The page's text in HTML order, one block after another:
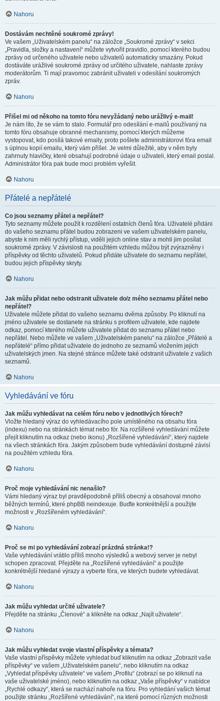
Nahoru
Dostávám nechtěné soukromé zprávy!
Ve vašem „Uživatelském panelu“ na záložce „Soukromé zprávy“ v sekci
„Pravidla, složky a nastavení“ můžete vytvořit pravidlo, pomocí kterého budou
zprávy od určeného uživatele nebo uživatelů automaticky smazány. Pokud
dostáváte urážlivé soukromé zprávy od určitého uživatele, nahlaste zprávy
moderátorům. Ti mají pravomoc zabránit uživateli v odesílání soukromých
zpráv.
Nahoru
Přišel mi od někoho na tomto fóru nevyžádaný nebo urážlivý e-mail!
Je nám líto, že se vám to stalo. Formulář pro odesílání e-mailů používaný na
tomto fóru obsahuje obranné mechanismy, pomocí kterých můžeme
vystopovat, kdo posílá takové emaily, proto pošlete administrátorovi fóra email
s úplnou kopií emailu, který vám přišel. Je velmi důležité, aby v něm byly
zahrnuty hlavičky, které obsahují podrobné údaje o uživateli, který email poslal.
Administrátor fóra pak bude moci problém vyřešit.
Nahoru
Přátelé a nepřátelé
Co jsou seznamy přátel a nepřátel?
Tyto seznamy můžete použít k rozdělení ostatních členů fóra. Uživatelé přidáni
do vašeho seznamu přátel budou zobrazeni ve vašem uživatelském panelu,
abyste k nim měli rychlý přístup, viděli jejich online stav a mohli jim posílat
soukromé zprávy. V závislosti na použitém vzhledu můžou být zvýrazněny i
příspěvky od těchto uživatelů. Pokud přidáte uživatele do seznamu nepřátel,
budou jejich příspěvky skryty.
Nahoru
Jak můžu přidat nebo odstranit uživatele do/z mého seznamu přátel nebo
nepřátel?
Uživatele můžete přidat do vašeho seznamu dvěma způsoby. Po kliknutí na
jméno uživatele se dostanete na stránku s profilem uživatele, kde najdete
odkaz, pomocí kterého můžete uživatele přidat do seznamu přátel nebo
nepřátel. Nebo můžete ve vašem „Uživatelském panelu“ na záložce „Přátelé a
nepřátelé“ přímo přidat uživatele do jednoho ze seznamů vložením jejich
uživatelských jmen. Na stejné stránce můžete také odstranit uživatele z vašich
seznamů.
Nahoru
Vyhledávání ve fóru
Jak můžu vyhledávat na celém fóru nebo v jednotlivých fórech?
Vložte hledaný výraz do vyhledávacího pole umístěného na obsahu fóra
(indexu) nebo na stránkách témat nebo fór. Na rozšířené vyhledávání můžete
přejít kliknutím na odkaz (nebo ikonu) „Rozšířené vyhledávání“, který najdete
na všech stránkách fóra. Jakým způsobem bude vyhledávání dostupné závisí
na použitém vzhledu fóra.
Nahoru
Proč moje vyhledávání nic nenašlo?
Vámi hledaný výraz byl pravděpodobně příliš obecný a obsahoval mnoho
běžných termínů, které phpBB neindexuje. Buďte konkrétnější a použijte
možnosti v „Rozšířeném vyhledávání“.
Nahoru
Proč se mi po vyhledávání zobrazí prázdná stránka!?
Vaše vyhledávání vrátilo příliš mnoho výsledků a webový server je nebyl
schopen zpracovat. Přejděte na „Rozšířené vyhledávání“ a použijte
konkrétnější hledané výrazy a vyberte fóra, ve kterých budete vyhledávat.
Nahoru
Jak můžu vyhledat určité uživatele?
Přejděte na stránku „Členové“ a klikněte na odkaz „Najít uživatele“.
Nahoru
Jak můžu vyhledat svoje vlastní příspěvky a témata?
Vaše vlastní příspěvky můžete vyhledat buď kliknutím na odkaz „Zobrazit vaše
příspěvky“ ve vašem „Uživatelském panelu“, nebo kliknutím na odkaz
„Vyhledat příspěvky uživatele“ ve vašem „Profilu“ (zobrazí se po kliknutí na
vaše uživatelské jméno), nebo kliknutím na odkaz „Vaše příspěvky“ v nabídce
„Rychlé odkazy“, která se nachází nahoře na fóru. Pro vyhledání vašich témat
použijte stránku „Rozšířené vyhledávání“, na které pomocí různých možnosti